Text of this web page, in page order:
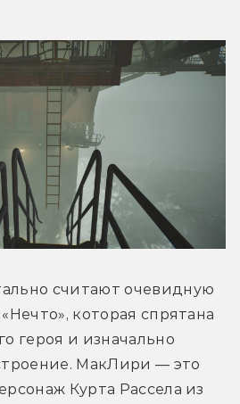
считают очевидную
которая спрятана
героя и изначально
МакЛири — это
Курта Рассела из